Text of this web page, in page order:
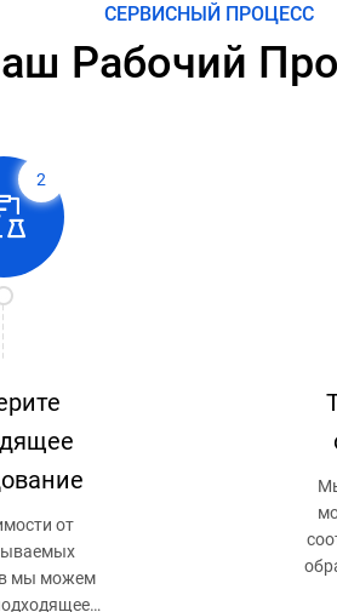
СЕРВИСНЫЙ ПРОЦЕСС
Рабочий
2
от
мы можем